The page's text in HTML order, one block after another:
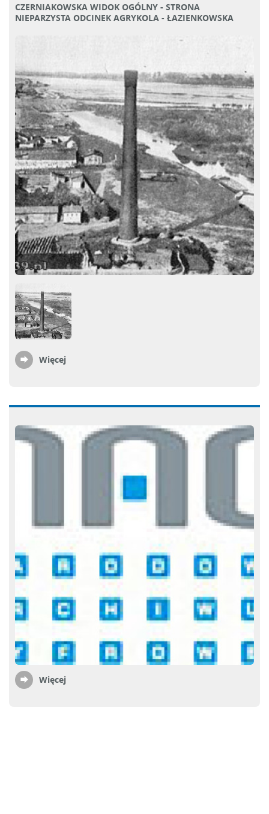
CZERNIAKOWSKA WIDOK OGÓLNY - STRONA
NIEPARZYSTA ODCINEK AGRYKOLA - ŁAZIENKOWSKA
Więcej
Więcej